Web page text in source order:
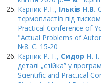
Карпик Р.Т., Ільків Н.В.
термопластів під
Practical Conference of
"Actual Problems of
№8. С. 15-20
Карпик Р. Т., Сидор Н. І.
деталі „стійка” у
Scientific and Practical